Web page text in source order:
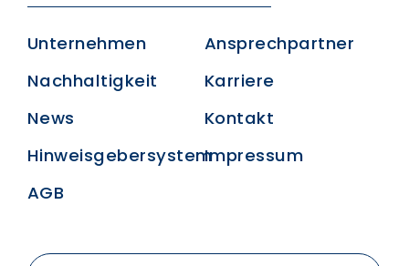
Unternehmen
Ansprechpartner
Nachhaltigkeit
Karriere
News
Kontakt
HinweisgebersystemImpressum
AGB